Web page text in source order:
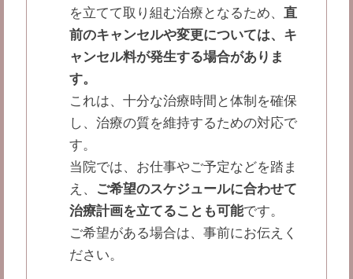
を立てて取り組む治療となるため、直
前のキャンセルや変更については、キ
ャンセル料が発生する場合がありま
す。
これは、十分な治療時間と体制を確保
し、治療の質を維持するための対応で
す。
当院では、お仕事やご予定などを踏ま
え、 ご希望のスケジュールに合わせて
治療計画を立てることも可能です。
ご希望がある場合は、事前にお伝えく
ださい。